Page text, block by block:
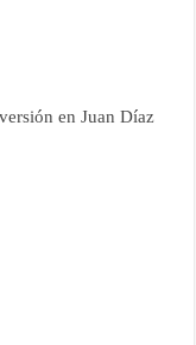
en Juan Díaz